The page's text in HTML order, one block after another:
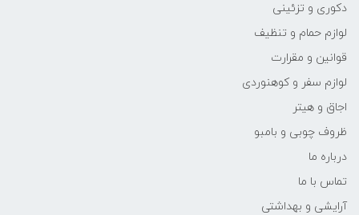
دکوری و تزئینی
لوازم حمام و تنظیف
قوانین و مقرارت
لوازم سفر و کوهنوردی
اجاق و هیتر
ظروف چوبی و بامبو
درباره ما
تماس با ما
آرایشی و بهداشتی